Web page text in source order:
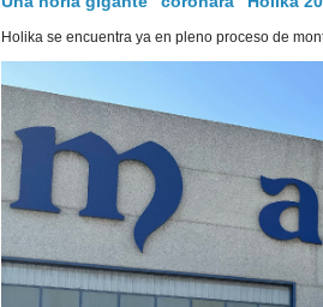
Holika se encuentra ya en pleno proceso de